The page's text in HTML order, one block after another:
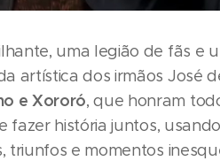
uma legião de fãs e
artística dos irmãos José
e Xororó, que honram
fazer história juntos,
triunfos e momentos